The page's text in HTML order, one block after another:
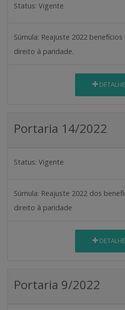
Status: Vigente
Súmula: Reajuste 2022
direito à paridade.
Portaria 14/2022
Status: Vigente
Súmula: Reajuste 2022 dos
direito à paridade
Portaria 9/2022